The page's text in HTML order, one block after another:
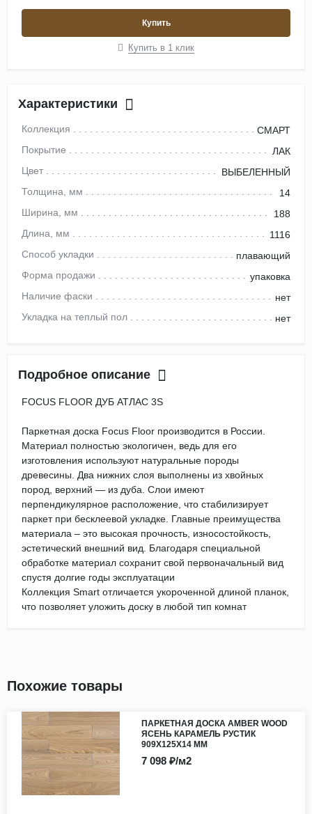
Купить
Купить в 1 клик
Характеристики
Коллекция
СМАРТ
Покрытие
ЛАК
Цвет
ВЫБЕЛЕННЫЙ
Толщина, мм
14
Ширина, мм
188
Длина, мм
1116
Способ укладки
плавающий
Форма продажи
упаковка
Наличие фаски
нет
Укладка на теплый пол
нет
Подробное описание
FOCUS FLOOR ДУБ АТЛАС 3S
Паркетная доска Focus Floor производится в России.
Материал полностью экологичен, ведь для его
изготовления используют натуральные породы
древесины. Два нижних слоя выполнены из хвойных
пород, верхний — из дуба. Слои имеют
перпендикулярное расположение, что стабилизирует
паркет при бесклеевой укладке. Главные преимущества
материала – это высокая прочность, износостойкость,
эстетический внешний вид. Благодаря специальной
обработке материал сохранит свой первоначальный вид
спустя долгие годы эксплуатации
Коллекция Smart отличается укороченной длиной планок,
что позволяет уложить доску в любой тип комнат
Похожие товары
ПАРКЕТНАЯ ДОСКА AMBER WOOD
ЯСЕНЬ КАРАМЕЛЬ РУСТИК
909Х125Х14 ММ
7 098 ₽/м2